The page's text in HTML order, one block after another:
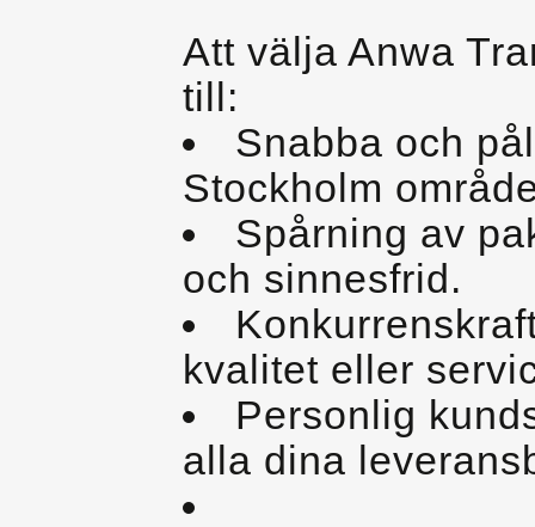
Att välja Anwa
till:
Snabba och
Stockholm
Spårning av
och sinnesfrid.
kvalitet eller
Personlig
alla dina